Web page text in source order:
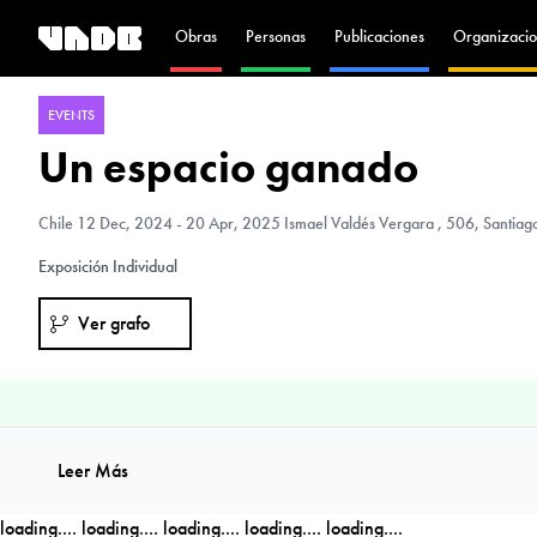
Obras Personas Publicaciones
EVENTS
Un espacio ganado
Chile 12 Dec, 2024 - 20 Apr, 2025 Ismael Valdés Vergara , 506,
Exposición Individual
Ver grafo
Leer Más
loading.... loading.... loading.... loading.... loading....